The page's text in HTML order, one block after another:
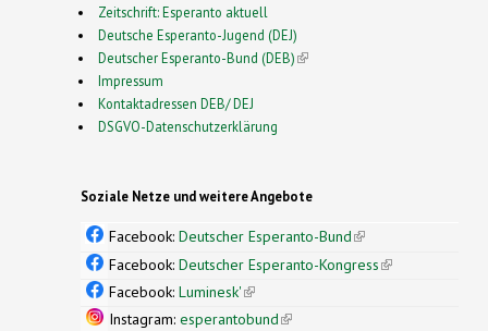
Zeitschrift: Esperanto aktuell
Deutsche Esperanto-Jugend (DEJ)
Deutscher Esperanto-Bund (DEB)(link is external)
Impressum
Kontaktadressen DEB/ DEJ
DSGVO-Datenschutzerklärung
Soziale Netze und weitere Angebote
Facebook: Deutscher Esperanto-Bund(link is
external)
Facebook: Deutscher Esperanto-Kongress(link is
Facebook: Luminesk'(link is external)
Instagram: esperantobund(link is external)